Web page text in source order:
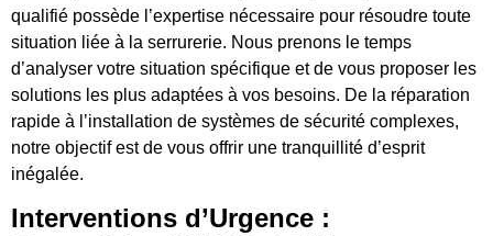
qualifié possède l’expertise nécessaire pour résoudre toute
situation liée à la serrurerie. Nous prenons le temps
d’analyser votre situation spécifique et de vous proposer les
solutions les plus adaptées à vos besoins. De la réparation
rapide à l’installation de systèmes de sécurité complexes,
notre objectif est de vous offrir une tranquillité d’esprit
inégalée.
Interventions d’Urgence :